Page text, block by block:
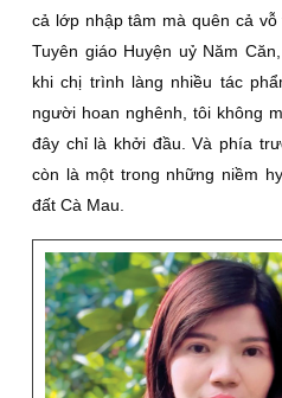
cả lớp nhập tâm mà quên cả vỗ
Tuyên giáo Huyện uỷ Năm
khi chị trình làng nhiều tác
người hoan nghênh, tôi không
đây chỉ là khởi đầu. Và phía
còn là một trong những niềm
đất Cà Mau.